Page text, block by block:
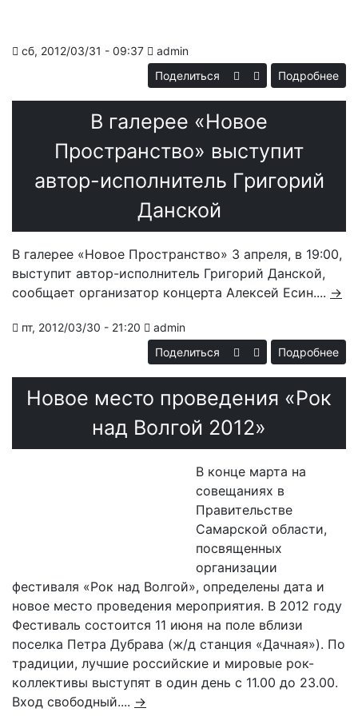
сб, 2012/03/31 - 09:37
admin
Поделиться
Подробнее
В галерее «Новое
Пространство» выступит
автор-исполнитель Григорий
Данской
В галерее «Новое Пространство» 3 апреля, в 19:00,
выступит автор-исполнитель Григорий Данской,
сообщает организатор концерта Алексей Есин.... →
пт, 2012/03/30 - 21:20
admin
Поделиться
Подробнее
Новое место проведения «Рок
над Волгой 2012»
В конце марта на
совещаниях в
Правительстве
Самарской области,
посвященных
организации
фестиваля «Рок над Волгой», определены дата и
новое место проведения мероприятия. В 2012 году
Фестиваль состоится 11 июня на поле вблизи
поселка Петра Дубрава (ж/д станция «Дачная»). По
традиции, лучшие российские и мировые рок-
коллективы выступят в один день с 11.00 до 23.00.
Вход свободный.... →